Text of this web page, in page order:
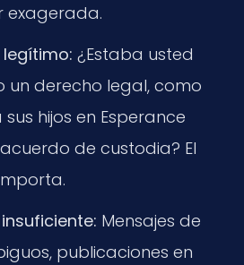
exagerada.
¿Estaba usted
un derecho legal, como
hijos en Esperance
de custodia? El
Mensajes de
publicaciones en